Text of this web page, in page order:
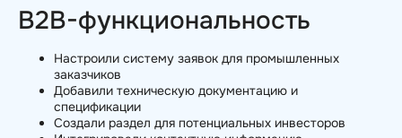
B2B-функциональность
Настроили систему заявок для промышленных
заказчиков
Добавили техническую документацию и
спецификации
Создали раздел для потенциальных инвесторов